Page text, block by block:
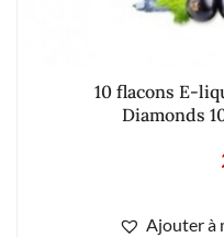
10 flacons E-
Diamonds
Ajouter à